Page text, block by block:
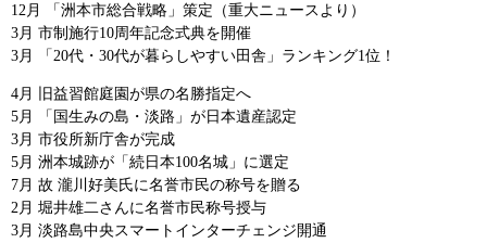
12月 「洲本市総合戦略」策定（重大ニュースより）
3月 市制施行10周年記念式典を開催
3月 「20代・30代が暮らしやすい田舎」ランキング1位！
4月 旧益習館庭園が県の名勝指定へ
5月 「国生みの島・淡路」が日本遺産認定
3月 市役所新庁舎が完成
5月 洲本城跡が「続日本100名城」に選定
7月 故 瀧川好美氏に名誉市民の称号を贈る
2月 堀井雄二さんに名誉市民称号授与
3月 淡路島中央スマートインターチェンジ開通